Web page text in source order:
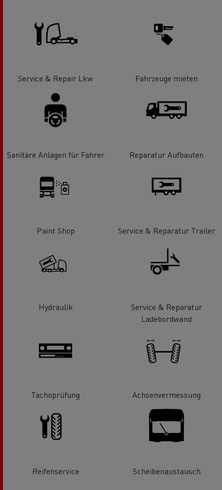
Service & Repair Lkw Fahrzeuge mieten
Sanitäre Anlagen für Fahrer Reparatur Aufbauten
Paint Shop Service & Reparatur Trailer
Hydraulik
Service & Reparatur
Ladebordwand
Tachoprüfung Achsenvermessung
Reifenservice Scheibenaustausch